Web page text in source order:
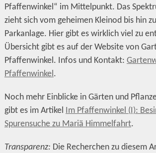
Pfaffenwinkel“ im Mittelpunkt. Das
zieht sich vom geheimen Kleinod bis hin
Parkanlage. Hier gibt es wirklich viel zu
Übersicht gibt es auf der Website von
Pfaffenwinkel. Infos und Kontakt:
Pfaffenwinkel .
Noch mehr Einblicke in Gärten und
gibt es im Artikel
Im Pfaffenwinkel (I):
Spurensuche zu Mariä Himmelfahrt.
Transparenz: Die Recherchen zu diesem